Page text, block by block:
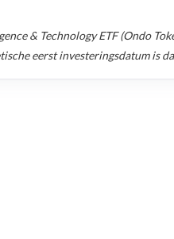
& Technology ETF (Ondo
eerst investeringsdatum is